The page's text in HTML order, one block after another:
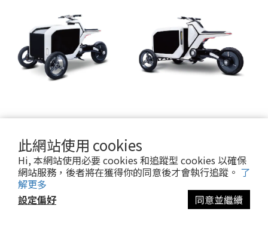
此網站使用 cookies
Hi, 本網站使用必要 cookies 和追蹤型 cookies 以確保
網站服務，後者將在獲得你的同意後才會執行追蹤。 了
解更多
設定偏好
同意並繼續
TRIO – A three-in-one dust cleaning device |
適合多代同堂的真空吸塵器
參賽主題：10 減少不平等
設計者：Nils Achenbach, Yue Zhao, Oscar Olsson